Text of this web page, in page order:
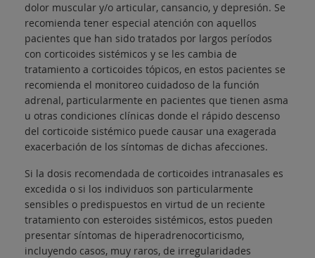
dolor muscular y/o articular, cansancio, y depresión. Se
recomienda tener especial atención con aquellos
pacientes que han sido tratados por largos períodos
con corticoides sistémicos y se les cambia de
tratamiento a corticoides tópicos, en estos pacientes se
recomienda el monitoreo cuidadoso de la función
adrenal, particularmente en pacientes que tienen asma
u otras condiciones clínicas donde el rápido descenso
del corticoide sistémico puede causar una exagerada
exacerbación de los síntomas de dichas afecciones.
Si la dosis recomendada de corticoides intranasales es
excedida o si los individuos son particularmente
sensibles o predispuestos en virtud de un reciente
tratamiento con esteroides sistémicos, estos pueden
presentar síntomas de hiperadrenocorticismo,
incluyendo casos, muy raros, de irregularidades